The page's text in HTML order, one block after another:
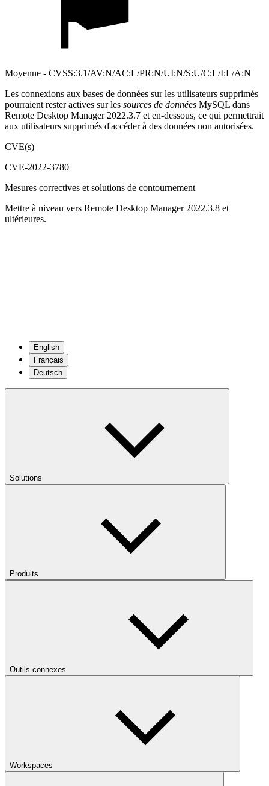
Moyenne - CVSS:3.1/AV:N/AC:L/PR:N/UI:N/S:U/C:L/I:L/A:N
Les connexions aux bases de données sur les utilisateurs supprimés
pourraient rester actives sur les sources de données MySQL dans
Remote Desktop Manager 2022.3.7 et en-dessous, ce qui permettrait
aux utilisateurs supprimés d'accéder à des données non autorisées.
CVE(s)
CVE-2022-3780
Mesures correctives et solutions de contournement
Mettre à niveau vers Remote Desktop Manager 2022.3.8 et
ultérieures.
English
Français
Deutsch
Solutions
Produits
Outils connexes
Workspaces